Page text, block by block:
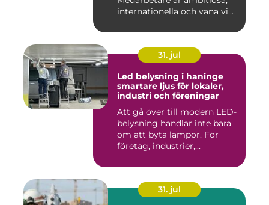
internationella och vana vi...
31. jul
Led belysning i haninge
smartare ljus för lokaler,
industri och föreningar
Att gå över till modern LED-
belysning handlar inte bara
om att byta lampor. För
företag, industrier,...
31. jul